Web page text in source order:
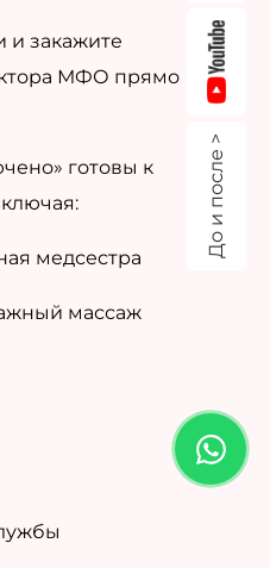
и закажите
МФО прямо
готовы к
медсестра
массаж
До и после >